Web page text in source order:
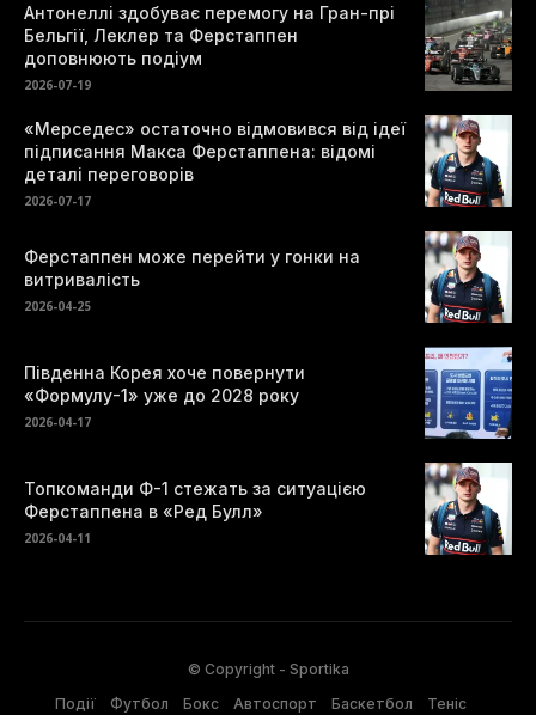
Антонеллі здобуває перемогу на Гран-прі
Бельгії, Леклер та Ферстаппен
доповнюють подіум
2026-07-19
«Мерседес» остаточно відмовився від ідеї
підписання Макса Ферстаппена: відомі
деталі переговорів
2026-07-17
Ферстаппен може перейти у гонки на
витривалість
2026-04-25
Південна Корея хоче повернути
«Формулу-1» уже до 2028 року
2026-04-17
Топкоманди Ф-1 стежать за ситуацією
Ферстаппена в «Ред Булл»
2026-04-11
© Copyright - Sportika
Події
Футбол Бокс Автоспорт Баскетбол Теніс